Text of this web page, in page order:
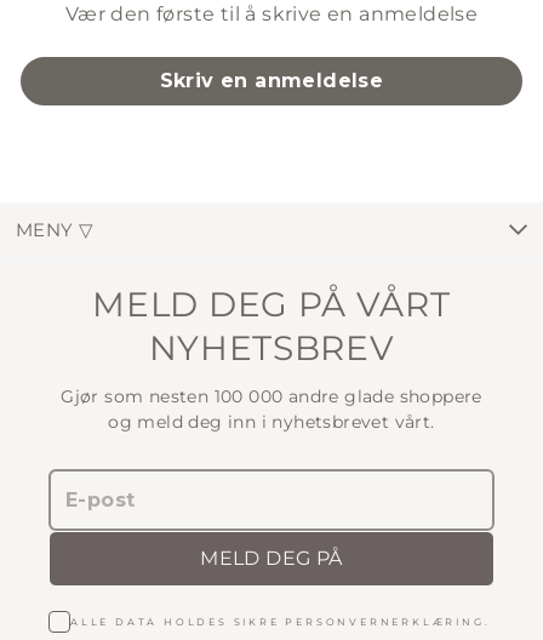
Vær den første til å skrive en anmeldelse
Skriv en anmeldelse
MENY ▽
MELD DEG PÅ VÅRT
NYHETSBREV
Gjør som nesten 100 000 andre glade shoppere
og meld deg inn i nyhetsbrevet vårt.
ALLE DATA HOLDES SIKRE PERSONVERNERKLÆRING